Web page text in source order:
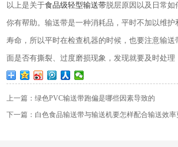
以上是关于食品级轻型输送带脱层原因以及日常
你有帮助。输送带是一种消耗品，平时不加以维护
寿命，所以平时在检查机器的时候，也要注意输
面是否有撕裂、过度磨损现象，发现就要及时处理
上一篇：绿色PVC输送带跑偏是哪些因素导致的
下一篇：白色食品输送带与输送机要怎样配合输送效率